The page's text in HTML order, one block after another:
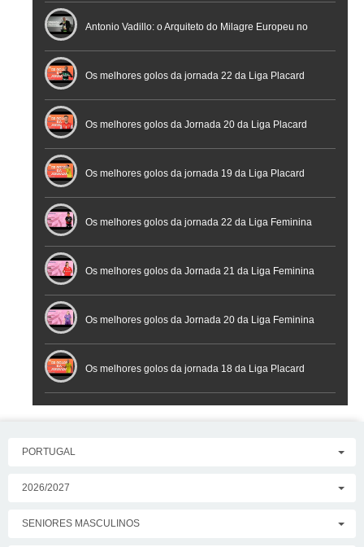
profissional em conferência histórica na Cidade do
Futebol
Antonio Vadillo: o Arquiteto do Milagre Europeu no
Futsal | Documentário
Os melhores golos da jornada 22 da Liga Placard
Os melhores golos da Jornada 20 da Liga Placard
Futsal
Os melhores golos da jornada 19 da Liga Placard
Os melhores golos da jornada 22 da Liga Feminina
Placard
Os melhores golos da Jornada 21 da Liga Feminina
Placard
Os melhores golos da Jornada 20 da Liga Feminina
Placard
Os melhores golos da jornada 18 da Liga Placard
PORTUGAL
2026/2027
SENIORES MASCULINOS